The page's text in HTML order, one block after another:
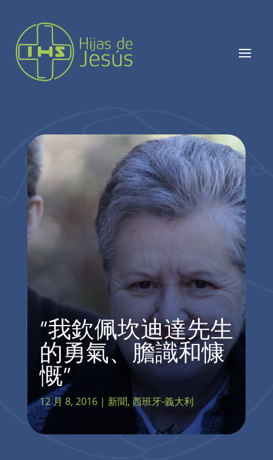
“我欽佩坎迪達先生
的勇氣、膽識和慷
慨”
12 月 8, 2016| 新聞, 西班牙-義大利